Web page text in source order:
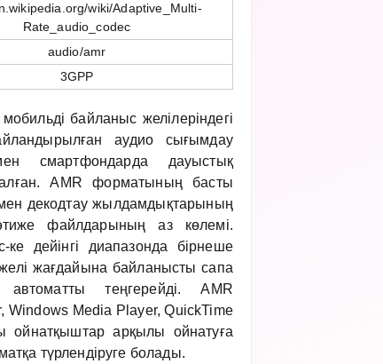
wiki/Adaptive_Multi-
Rate_audio_codec
audio/amr
3GPP
байланыс желілеріндегі
аудио сығымдау
смартфондарда дауыстық
AMR форматының басты
декодтау жылдамдықтарының
файлдарының аз көлемі.
дейінгі диапазонда бірнеше
жағдайына байланысты сапа
автоматты теңгерейді. AMR
Media Player, QuickTime
ойнатқыштар арқылы ойнатуға
түрлендіруге болады.